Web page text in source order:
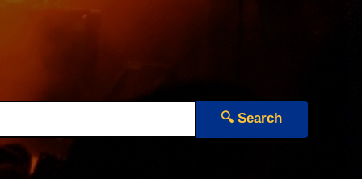
🔍 Search